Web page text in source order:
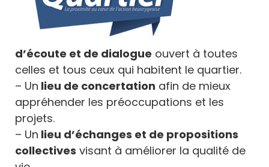
d’écoute et de dialogue ouvert à toutes
celles et tous ceux qui habitent le quartier.
– Un lieu de concertation afin de mieux
appréhender les préoccupations et les
projets.
– Un lieu d’échanges et de propositions
collectives visant à améliorer la qualité de